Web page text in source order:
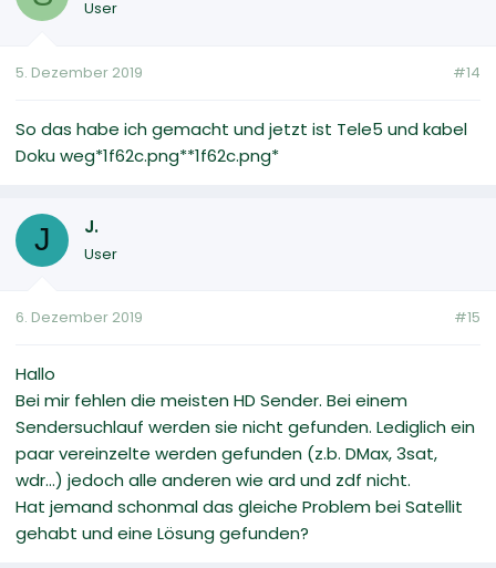
User
5. Dezember 2019 #14
So das habe ich gemacht und jetzt ist Tele5 und kabel
Doku weg*1f62c.png**1f62c.png*
J J.
User
6. Dezember 2019 #15
Hallo
Bei mir fehlen die meisten HD Sender. Bei einem
Sendersuchlauf werden sie nicht gefunden. Lediglich ein
paar vereinzelte werden gefunden (z.b. DMax, 3sat,
wdr...) jedoch alle anderen wie ard und zdf nicht.
Hat jemand schonmal das gleiche Problem bei Satellit
gehabt und eine Lösung gefunden?